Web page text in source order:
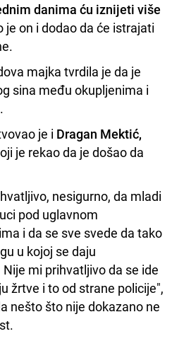
danima ću iznijeti više
je on i dodao da će istrajati
majka tvrdila je da je
sina među okupljenima i
je i Dragan Mektić,
je rekao da je došao da
nesigurno, da mladi
pod uglavnom
i da se sve svede da tako
u kojoj se daju
mi prihvatljivo da se ide
žrtve i to od strane policije",
nešto što nije dokazano ne